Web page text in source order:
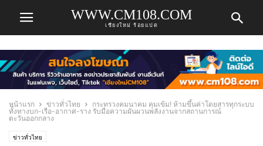
WWW.CM108.COM
เชียงใหม่ ร้อยแปด
หน้าแรก ข่าวทั่วไทย
กระทรวงคมนาคม คุมเข้ม! ห้ามขึ้นค่าโดยสารทุกระบบ
ทั้งทางบก-เรือ-อากาศ-ราง รับมือความผันผวนพลังงานจากสถานการณ์
ตะวันออกกลาง
ข่าวทั่วไทย